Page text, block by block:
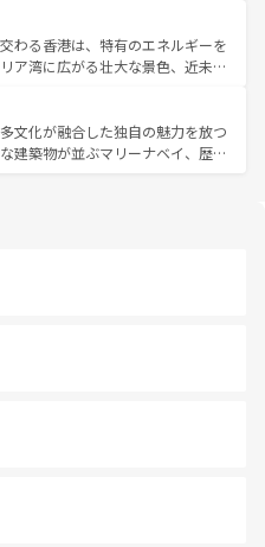
ー、ベトナムコーヒーなどは、ぜ
の地域を訪れてもあたたかい人々
ので、きっと忘れられない旅にな
北部ではチェンマイなどの山岳地
部ではプーケットやクラビの美し
を楽しむことができる。タイ料理
暖で、どの季節にも異なる楽しみ
すいタイの人々、仏教を中心とし
光資源が、訪れる旅人を魅了し続
わる香港は、特有のエネルギーを
ア湾に広がる壮大な景色、近未来
するはず。観光スポットが密集し
ろを回れるのも魅力。息をのむよ
験まで、香港を存分に楽しみ尽く
文化が融合した独自の魅力を放つ
建築物が並ぶマリーナベイ、歴史
風情を楽しめる外せないスポット